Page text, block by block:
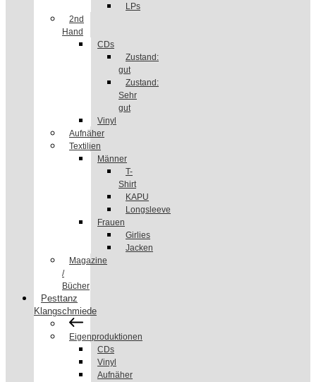
LPs
2nd
Hand
CDs
Zustand:
gut
Zustand:
Sehr
gut
Vinyl
Aufnäher
Textilien
Männer
T-
Shirt
KAPU
Longsleeve
Frauen
Girlies
Jacken
Magazine
/
Bücher
Pesttanz
Klangschmiede
Eigenproduktionen
CDs
Vinyl
Aufnäher